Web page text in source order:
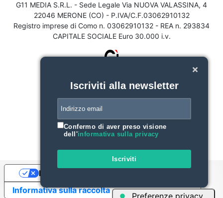
G11 MEDIA S.R.L. - Sede Legale Via NUOVA VALASSINA, 4
22046 MERONE (CO) - P.IVA/C.F.03062910132
Registro imprese di Como n. 03062910132 - REA n. 293834
CAPITALE SOCIALE Euro 30.000 i.v.
Iscriviti alla newsletter
Confermo di aver preso visione
dell'informativa sulla privacy
Iscriviti
Informativa sulla raccolta
Le tue preferenze relative alla privacy